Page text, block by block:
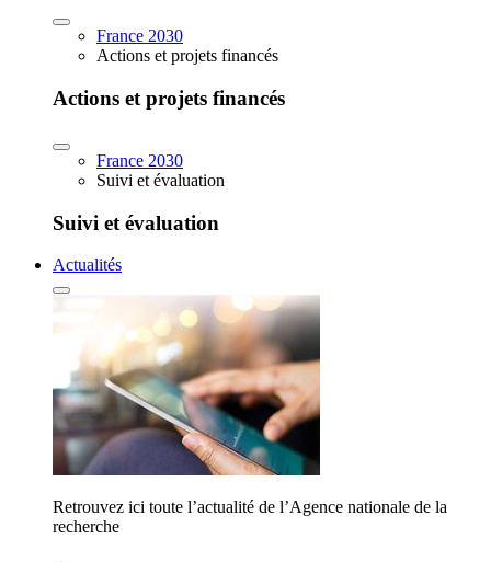
France 2030
Actions et projets financés
Actions et projets financés
France 2030
Suivi et évaluation
Suivi et évaluation
Actualités
Retrouvez ici toute l’actualité de l’Agence nationale de la
recherche